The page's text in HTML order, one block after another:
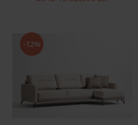
-12%